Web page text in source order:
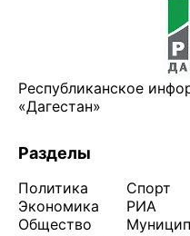
Республиканское
«Дагестан»
Разделы
Политика
Экономика
Общество
Спорт
РИА